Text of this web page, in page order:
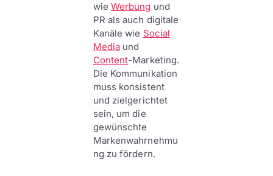
wie Werbung und
PR als auch digitale
Kanäle wie Social
Media und
Content-Marketing.
Die Kommunikation
muss konsistent
und zielgerichtet
sein, um die
gewünschte
Markenwahrnehmu
ng zu fördern.